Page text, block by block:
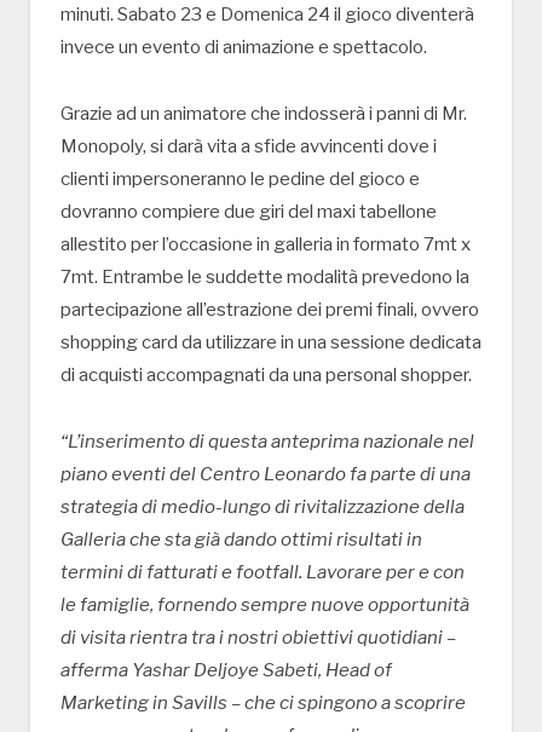
minuti. Sabato 23 e Domenica 24 il gioco diventerà
invece un evento di animazione e spettacolo.
Grazie ad un animatore che indosserà i panni di Mr.
Monopoly, si darà vita a sfide avvincenti dove i
clienti impersoneranno le pedine del gioco e
dovranno compiere due giri del maxi tabellone
allestito per l’occasione in galleria in formato 7mt x
7mt. Entrambe le suddette modalità prevedono la
partecipazione all’estrazione dei premi finali, ovvero
shopping card da utilizzare in una sessione dedicata
di acquisti accompagnati da una personal shopper.
“L’inserimento di questa anteprima nazionale nel
piano eventi del Centro Leonardo fa parte di una
strategia di medio-lungo di rivitalizzazione della
Galleria che sta già dando ottimi risultati in
termini di fatturati e footfall. Lavorare per e con
le famiglie, fornendo sempre nuove opportunità
di visita rientra tra i nostri obiettivi quotidiani –
afferma Yashar Deljoye Sabeti, Head of
Marketing in Savills – che ci spingono a scoprire